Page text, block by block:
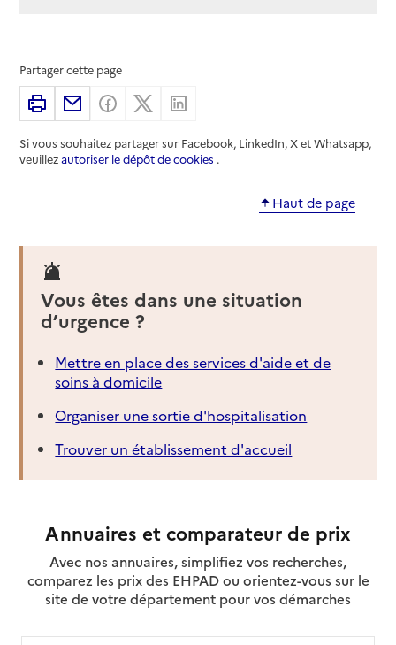
Partager cette page
ImprimerPartager par email
Partager sur Facebook
Partager sur X
Si vous souhaitez partager sur Facebook, LinkedIn, X et Whatsapp,
veuillezautoriser le dépôt de cookies .
Haut de page
Vous êtes dans une situation
d’urgence ?
Mettre en place des services d'aide et de
soins à domicile
Organiser une sortie d'hospitalisation
Trouver un établissement d'accueil
Annuaires et comparateur de prix
Avec nos annuaires, simplifiez vos recherches,
comparez les prix des EHPAD ou orientez-vous sur le
site de votre département pour vos démarches